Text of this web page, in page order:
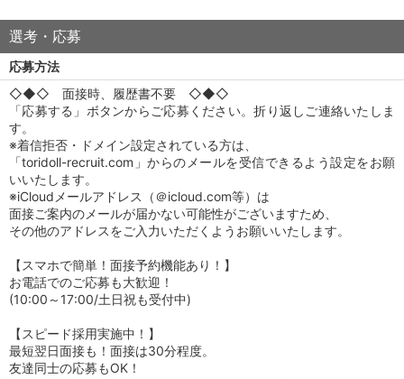
選考・応募
応募方法
◇◆◇ 面接時、履歴書不要 ◇◆◇
「応募する」ボタンからご応募ください。折り返しご連絡いたしま
す。
※着信拒否・ドメイン設定されている方は、
「toridoll-recruit.com」からのメールを受信できるよう設定をお願
いいたします。
※iCloudメールアドレス（＠icloud.com等）は
面接ご案内のメールが届かない可能性がございますため、
その他のアドレスをご入力いただくようお願いいたします。
【スマホで簡単！面接予約機能あり！】
お電話でのご応募も大歓迎！
(10:00～17:00/土日祝も受付中)
【スピード採用実施中！】
最短翌日面接も！面接は30分程度。
友達同士の応募もOK！